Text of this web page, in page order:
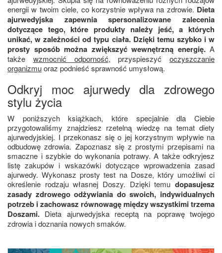
energii w twoim ciele, co korzystnie wpływa na zdrowie. Dieta
ajurwedyjska zapewnia spersonalizowane zalecenia
dotyczące tego, które produkty należy jeść, a których
unikać, w zależności od typu ciała. Dzięki temu szybko i w
prosty sposób można zwiększyć wewnętrzną energię.A
także wzmocnić odporność, przyspieszyć oczyszczanie
organizmuoraz podnieść sprawność umysłową.
Odkryj moc ajurwedy dla zdrowego
stylu życia
W poniższych książkach, które specjalnie dla Ciebie
przygotowaliśmy znajdziesz rzetelną wiedzę na temat diety
ajurwedyjskiej. I przekonasz się o jej korzystnym wpływie na
odbudowę zdrowia. Zapoznasz się z prostymi przepisami na
smaczne i szybkie do wykonania potrawy. A także odkryjesz
listę zakupów i wskazówki dotyczące wprowadzenia zasad
ajurwedy. Wykonasz prosty test na Dosze, który umożliwi ci
określenie rodzaju własnej Doszy. Dzięki temu dopasujesz
zasady zdrowego odżywiania do swoich, indywidualnych
potrzeb i zachowasz równowagę między wszystkimi trzema
Doszami. Dieta ajurwedyjska receptą na poprawę twojego
zdrowia i doznania nowych smaków.